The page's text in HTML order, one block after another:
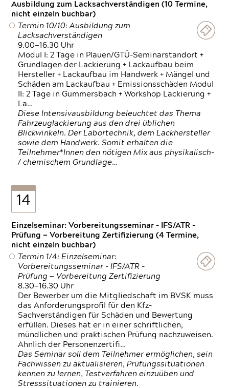
Ausbildung zum Lacksachverständigen (10 Termine,
nicht einzeln buchbar)
Termin 10/10: Ausbildung zum
Lacksachverständigen
9.00—16.30 Uhr
Modul I: 2 Tage in Plauen/GTÜ-Seminarstandort +
Grundlagen der Lackierung + Lackaufbau beim
Hersteller + Lackaufbau im Handwerk + Mängel und
Schäden am Lackaufbau + Emissionsschäden Modul
II: 2 Tage in Gummersbach + Workshop Lackierung +
La…
Diese Intensivausbildung beleuchtet das Thema
Fahrzeuglackierung aus den drei üblichen
Blickwinkeln. Der Labortechnik, dem Lackhersteller
sowie dem Handwerk. Somit erhalten die
Teilnehmer*Innen den nötigen Mix aus physikalisch-
/ chemischem Grundlage…
14
Einzelseminar: Vorbereitungsseminar - IFS/ATR -
Prüfung — Vorbereitung Zertifizierung (4 Termine,
nicht einzeln buchbar)
Termin 1/4: Einzelseminar:
Vorbereitungsseminar - IFS/ATR -
Prüfung — Vorbereitung Zertifizierung
8.30—16.30 Uhr
Der Bewerber um die Mitgliedschaft im BVSK muss
das Anforderungsprofil für den Kfz-
Sachverständigen für Schäden und Bewertung
erfüllen. Dieses hat er in einer schriftlichen,
mündlichen und praktischen Prüfung nachzuweisen.
Ähnlich der Personenzertifi…
Das Seminar soll dem Teilnehmer ermöglichen, sein
Fachwissen zu aktualisieren, Prüfungssituationen
kennen zu lernen, Testverfahren einzuüben und
Stresssituationen zu trainieren.